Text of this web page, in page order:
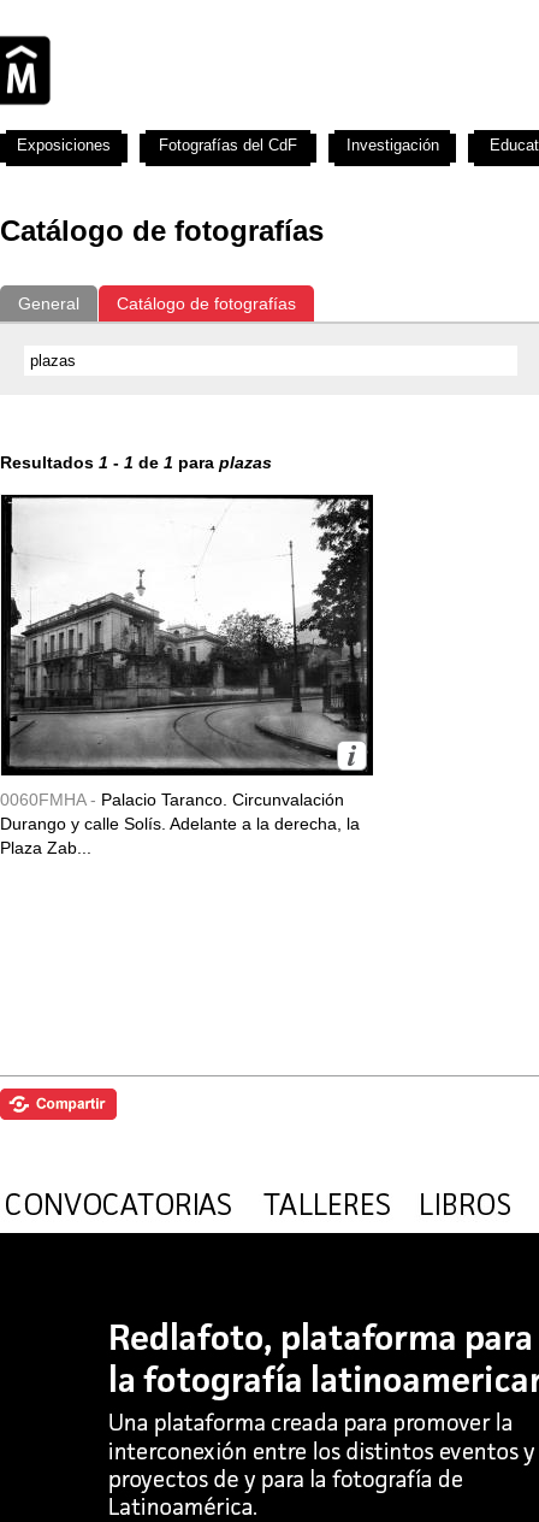
Catálogo de fotografías
General Catálogo de fotografías
Resultados 1 - 1 de 1 para plazas
0060FMHA - Palacio Taranco. Circunvalación
Durango y calle Solís. Adelante a la derecha, la
Plaza Zab...
Exposiciones Fotografías del CdF Investigación